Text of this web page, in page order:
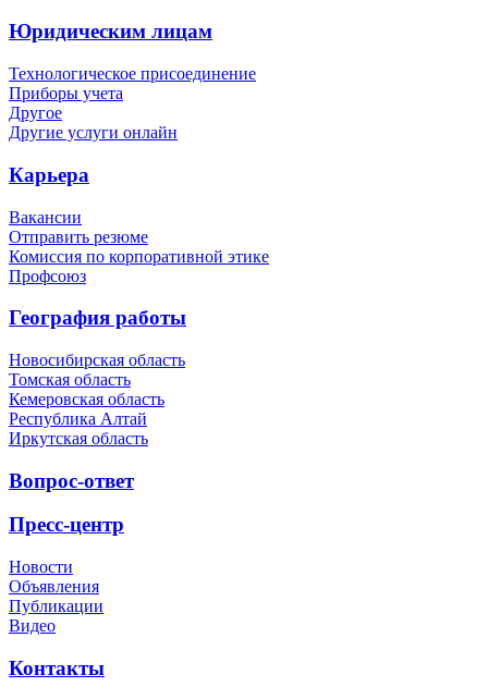
Юридическим лицам
Технологическое присоединение
Приборы учета
Другое
Другие услуги онлайн
Карьера
Вакансии
Отправить резюме
Комиссия по корпоративной этике
Профсоюз
География работы
Новосибирская область
Томская область
Кемеровская область
Республика Алтай
Иркутская область
Вопрос-ответ
Пресс-центр
Новости
Объявления
Публикации
Видео
Контакты